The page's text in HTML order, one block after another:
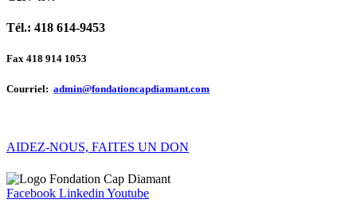
Tél.: 418 614-9453
Fax 418 914 1053
Courriel: admin@fondationcapdiamant.com
AIDEZ-NOUS, FAITES UN DON
Facebook Linkedin Youtube